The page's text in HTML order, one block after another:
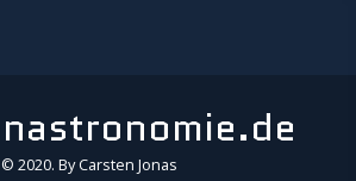
© 2020. By Carsten Jonas